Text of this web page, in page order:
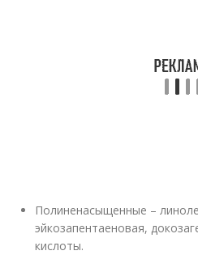
Полиненасыщенные –
эйкозапентаеновая,
кислоты.